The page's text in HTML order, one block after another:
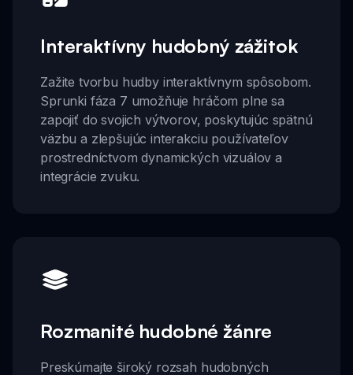
Interaktívny hudobný zážitok
Zažite tvorbu hudby interaktívnym spôsobom.
Sprunki fáza 7 umožňuje hráčom plne sa
zapojiť do svojich výtvorov, poskytujúc spätnú
väzbu a zlepšujúc interakciu používateľov
prostredníctvom dynamických vizuálov a
integrácie zvuku.
Rozmanité hudobné žánre
Preskúmajte široký rozsah hudobných